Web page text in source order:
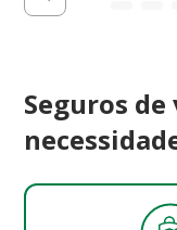
Seguros